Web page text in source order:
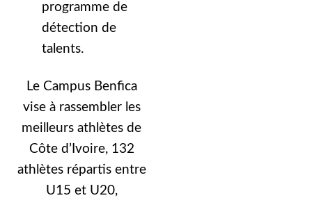
programme de
détection de
talents.
Le Campus Benfica
vise à rassembler les
meilleurs athlètes de
Côte d’Ivoire, 132
athlètes répartis entre
U15 et U20,